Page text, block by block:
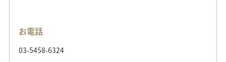
お電話
03-5458-6324